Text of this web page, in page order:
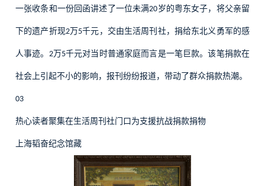
一张收条和一份回函讲述了一位未满20岁的粤东女子，将父亲留
下的遗产折现2万 5千元，交由生活周刊社，捐给东北义勇军的感
人事迹。 2万 5千元对当时普通家庭而言是一笔巨款。该笔捐款在
社会上引起不小的影响，报刊纷纷报道，带动了群众捐款热潮。
03
热心读者聚集在生活周刊社门口为支援抗战捐款捐物
上海韬奋纪念馆藏